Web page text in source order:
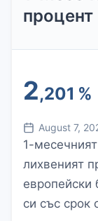
процент
2,201 %
August 7,
1-
лихвеният
европейски
си със срок